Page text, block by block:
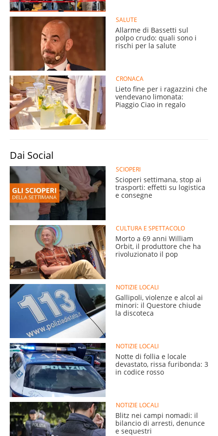
SALUTE
Allarme di Bassetti sul
polpo crudo: quali sono i
rischi per la salute
CRONACA
Lieto fine per i ragazzini che
vendevano limonata:
Piaggio Ciao in regalo
Dai Social
SCIOPERI
Scioperi settimana, stop ai
trasporti: effetti su logistica
e consegne
CULTURA E SPETTACOLO
Morto a 69 anni William
Orbit, il produttore che ha
rivoluzionato il pop
NOTIZIE LOCALI
Gallipoli, violenze e alcol ai
minori: il Questore chiude
la discoteca
NOTIZIE LOCALI
Notte di follia e locale
devastato, rissa furibonda: 3
in codice rosso
NOTIZIE LOCALI
Blitz nei campi nomadi: il
bilancio di arresti, denunce
e sequestri